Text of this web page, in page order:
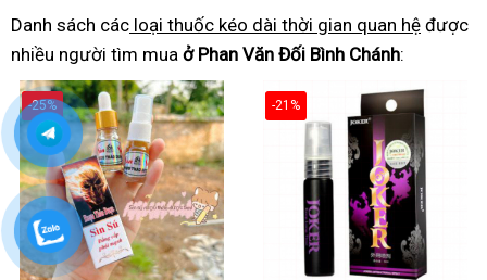
Danh sách các loại thuốc kéo dài thời gian quan hệ được
nhiều người tìm mua ở Phan Văn Đối Bình Chánh:
-25% -21%